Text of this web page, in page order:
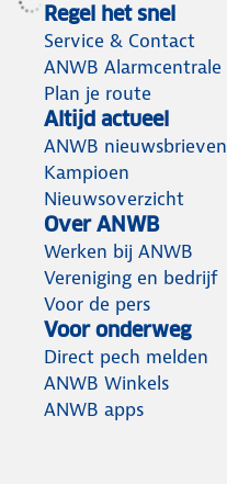
Regel het snel
Service & Contact
ANWB Alarmcentrale
Plan je route
Altijd actueel
ANWB nieuwsbrieven
Kampioen
Nieuwsoverzicht
Over ANWB
Werken bij ANWB
Vereniging en bedrijf
Voor de pers
Voor onderweg
Direct pech melden
ANWB Winkels
ANWB apps